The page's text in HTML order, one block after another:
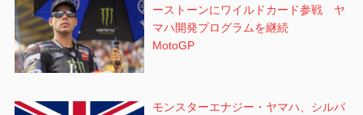
ーストーンにワイルドカード参戦 ヤ
マハ開発プログラムを継続
MotoGP
モンスターエナジー・ヤマハ、シルバ